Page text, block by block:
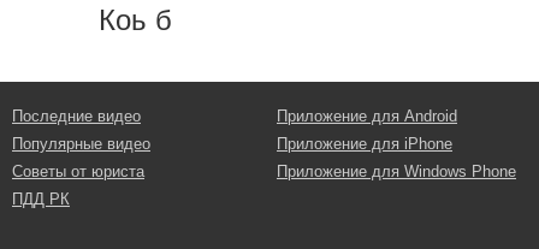
Коь б
Последние видео
Популярные видео
Советы от юриста
ПДД РК
Приложение для Android
Приложение для iPhone
Приложение для Windows Phone